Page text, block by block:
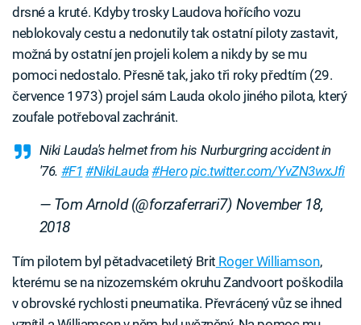
drsné a kruté. Kdyby trosky Laudova hořícího vozu
neblokovaly cestu a nedonutily tak ostatní piloty zastavit,
možná by ostatní jen projeli kolem a nikdy by se mu
pomoci nedostalo. Přesně tak, jako tři roky předtím (29.
července 1973) projel sám Lauda okolo jiného pilota, který
zoufale potřeboval zachránit.
Niki Lauda's helmet from his Nurburgring accident in
'76. #F1 #NikiLauda #Heropic.twitter.com/YvZN3wxJfi
— Tom Arnold (@forzaferrari7) November 18,
2018
Tím pilotem byl pětadvacetiletý Brit Roger Williamson,
kterému se na nizozemském okruhu Zandvoort poškodila
v obrovské rychlosti pneumatika. Převrácený vůz se ihned